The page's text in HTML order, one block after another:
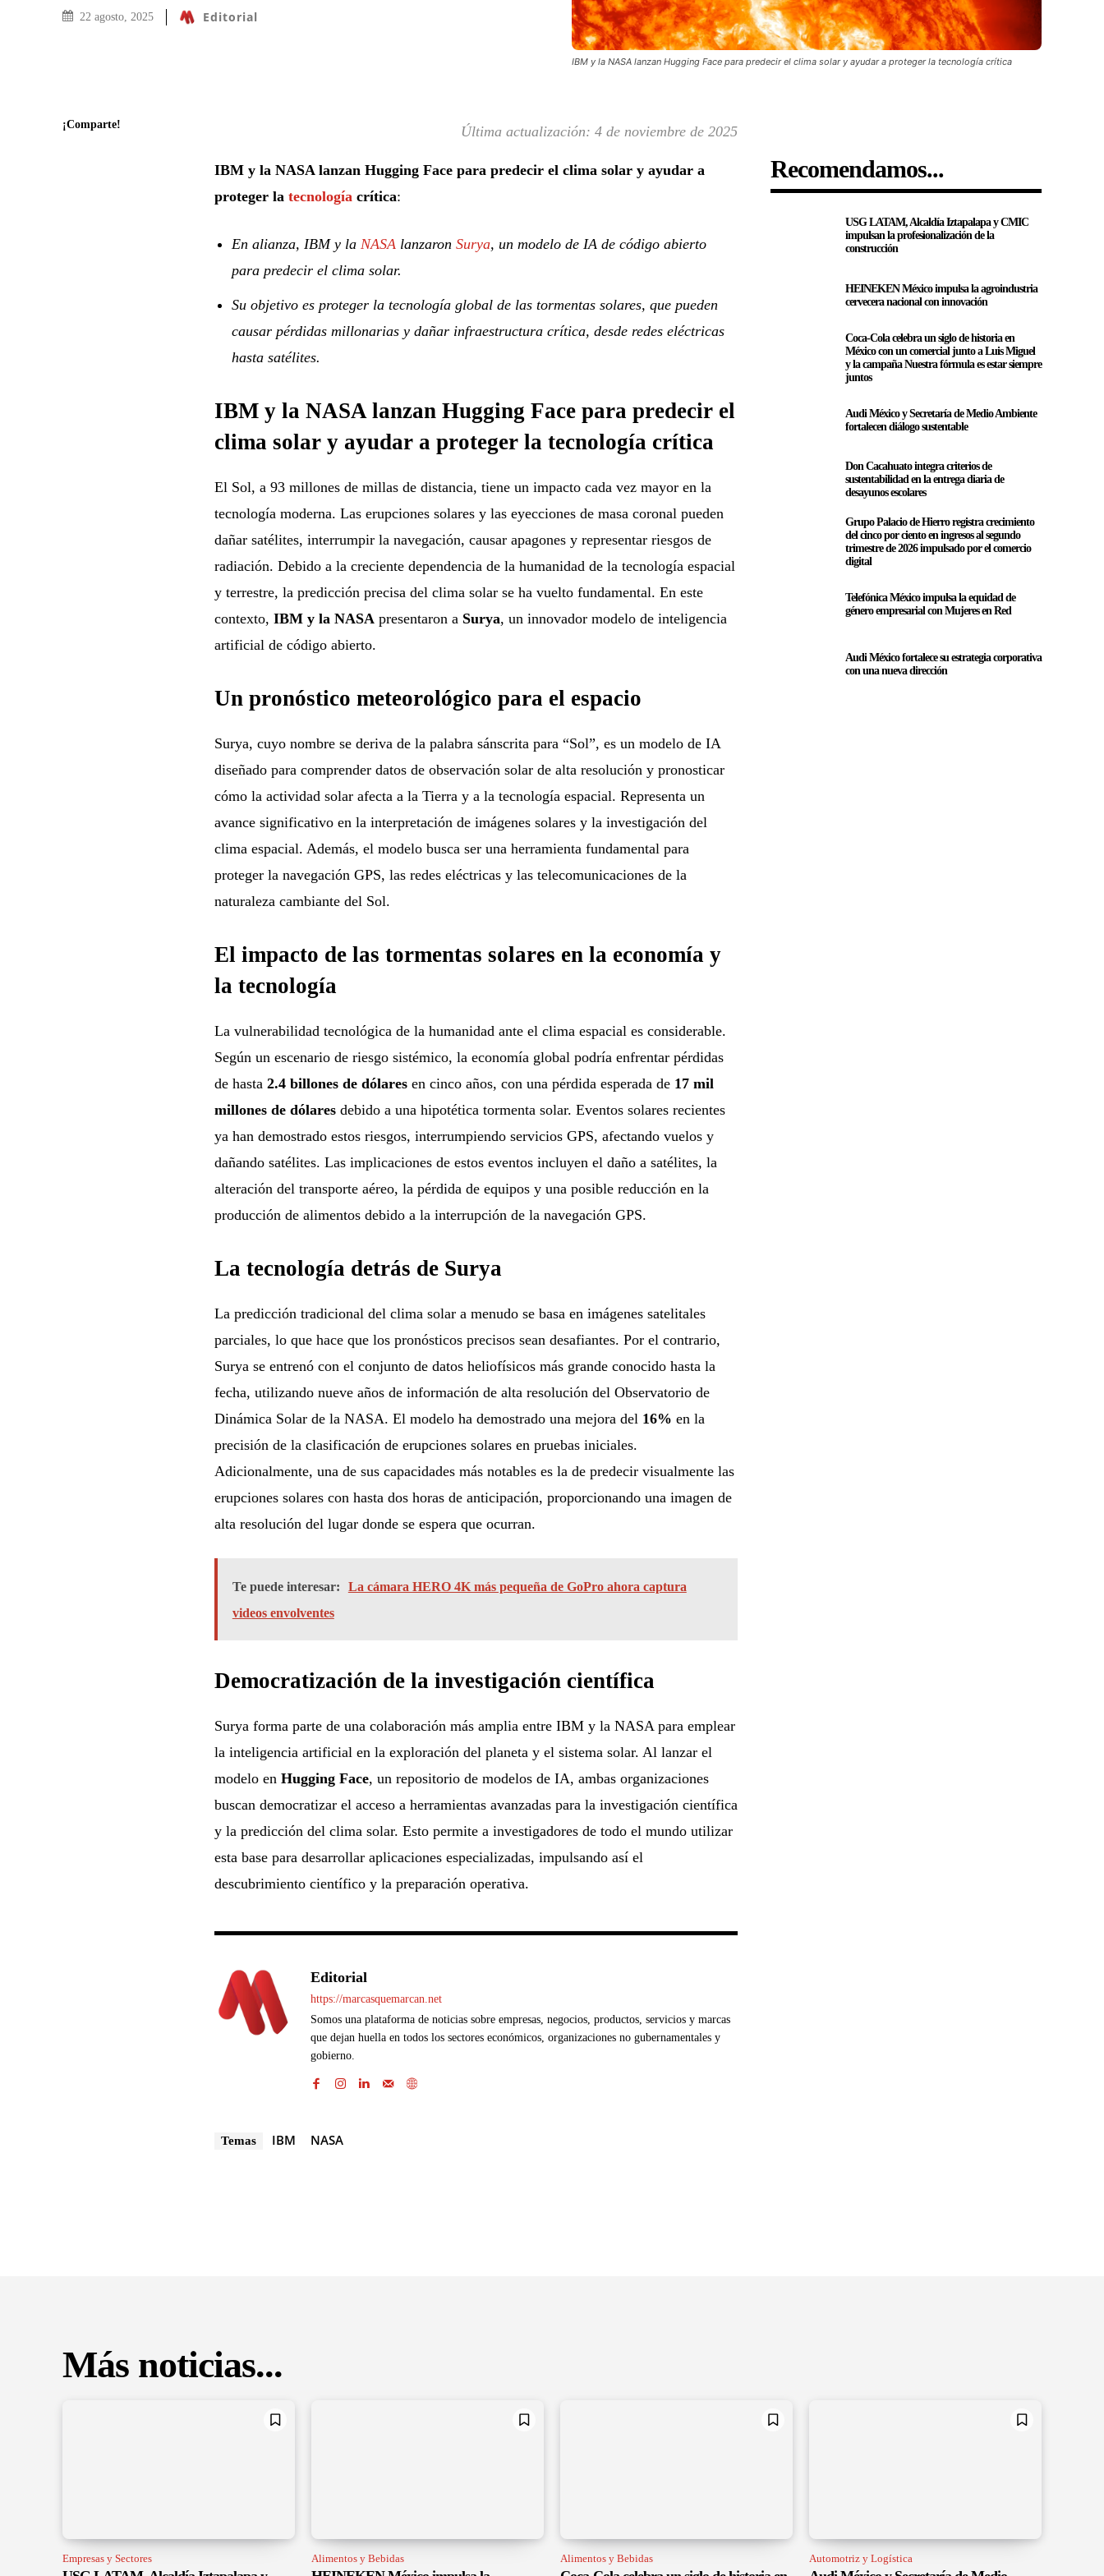
22 agosto, 2025 Editorial
IBM y la NASA lanzan Hugging Face para predecir el clima solar y ayudar a proteger la tecnología crítica
¡Comparte! Última actualización:4 de noviembre de 2025
IBM y la NASA lanzan Hugging Face para predecir el clima solar y ayudar a
proteger la tecnología crítica:
En alianza, IBM y la NASA lanzaron Surya, un modelo de IA de código abierto
para predecir el clima solar.
Su objetivo es proteger la tecnología global de las tormentas solares, que pueden
causar pérdidas millonarias y dañar infraestructura crítica, desde redes eléctricas
hasta satélites.
IBM y la NASA lanzan Hugging Face para predecir el
clima solar y ayudar a proteger la tecnología crítica
El Sol, a 93 millones de millas de distancia, tiene un impacto cada vez mayor en la
tecnología moderna. Las erupciones solares y las eyecciones de masa coronal pueden
dañar satélites, interrumpir la navegación, causar apagones y representar riesgos de
radiación. Debido a la creciente dependencia de la humanidad de la tecnología espacial
y terrestre, la predicción precisa del clima solar se ha vuelto fundamental. En este
contexto, IBM y la NASA presentaron a Surya, un innovador modelo de inteligencia
artificial de código abierto.
Un pronóstico meteorológico para el espacio
Surya, cuyo nombre se deriva de la palabra sánscrita para “Sol”, es un modelo de IA
diseñado para comprender datos de observación solar de alta resolución y pronosticar
cómo la actividad solar afecta a la Tierra y a la tecnología espacial. Representa un
avance significativo en la interpretación de imágenes solares y la investigación del
clima espacial. Además, el modelo busca ser una herramienta fundamental para
proteger la navegación GPS, las redes eléctricas y las telecomunicaciones de la
naturaleza cambiante del Sol.
El impacto de las tormentas solares en la economía y
la tecnología
La vulnerabilidad tecnológica de la humanidad ante el clima espacial es considerable.
Según un escenario de riesgo sistémico, la economía global podría enfrentar pérdidas
de hasta 2.4 billones de dólaresen cinco años, con una pérdida esperada de 17 mil
millones de dólaresdebido a una hipotética tormenta solar. Eventos solares recientes
ya han demostrado estos riesgos, interrumpiendo servicios GPS, afectando vuelos y
dañando satélites. Las implicaciones de estos eventos incluyen el daño a satélites, la
alteración del transporte aéreo, la pérdida de equipos y una posible reducción en la
producción de alimentos debido a la interrupción de la navegación GPS.
La tecnología detrás de Surya
La predicción tradicional del clima solar a menudo se basa en imágenes satelitales
parciales, lo que hace que los pronósticos precisos sean desafiantes. Por el contrario,
Surya se entrenó con el conjunto de datos heliofísicos más grande conocido hasta la
fecha, utilizando nueve años de información de alta resolución del Observatorio de
Dinámica Solar de la NASA. El modelo ha demostrado una mejora del 16% en la
precisión de la clasificación de erupciones solares en pruebas iniciales.
Adicionalmente, una de sus capacidades más notables es la de predecir visualmente las
erupciones solares con hasta dos horas de anticipación, proporcionando una imagen de
alta resolución del lugar donde se espera que ocurran.
Te puede interesar:
La cámara HERO 4K más pequeña de GoPro ahora captura
videos envolventes
Democratización de la investigación científica
Surya forma parte de una colaboración más amplia entre IBM y la NASA para emplear
la inteligencia artificial en la exploración del planeta y el sistema solar. Al lanzar el
modelo en Hugging Face, un repositorio de modelos de IA, ambas organizaciones
buscan democratizar el acceso a herramientas avanzadas para la investigación científica
y la predicción del clima solar. Esto permite a investigadores de todo el mundo utilizar
esta base para desarrollar aplicaciones especializadas, impulsando así el
descubrimiento científico y la preparación operativa.
Editorial
https://marcasquemarcan.net
Somos una plataforma de noticias sobre empresas, negocios, productos, servicios y marcas
que dejan huella en todos los sectores económicos, organizaciones no gubernamentales y
gobierno.
Temas IBM NASA
Recomendamos...
USG LATAM, Alcaldía Iztapalapa y CMIC
impulsan la profesionalización de la
construcción
HEINEKEN México impulsa la agroindustria
cervecera nacional con innovación
Coca-Cola celebra un siglo de historia en
México con un comercial junto a Luis Miguel
y la campaña Nuestra fórmula es estar siempre
juntos
Audi México y Secretaría de Medio Ambiente
fortalecen diálogo sustentable
Don Cacahuato integra criterios de
sustentabilidad en la entrega diaria de
desayunos escolares
Grupo Palacio de Hierro registra crecimiento
del cinco por ciento en ingresos al segundo
trimestre de 2026 impulsado por el comercio
digital
Telefónica México impulsa la equidad de
género empresarial con Mujeres en Red
Audi México fortalece su estrategia corporativa
con una nueva dirección
Más noticias...
Empresas y Sectores Alimentos y Bebidas Alimentos y Bebidas Automotriz y Logística